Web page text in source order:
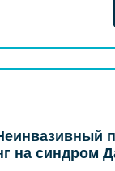
на синдром